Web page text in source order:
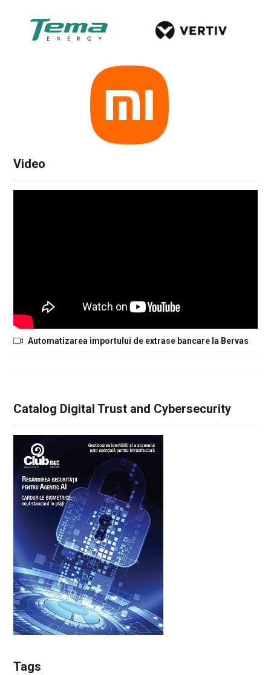
Video
Automatizarea importului de extrase bancare la Bervas
Catalog Digital Trust and Cybersecurity
Tags